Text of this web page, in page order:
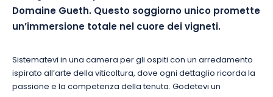
Domaine Gueth. Questo soggiorno unico promette
un’immersione totale nel cuore dei vigneti.
Sistematevi in una camera per gli ospiti con un arredamento
ispirato all’arte della viticoltura, dove ogni dettaglio ricorda la
passione e la competenza della tenuta. Godetevi un